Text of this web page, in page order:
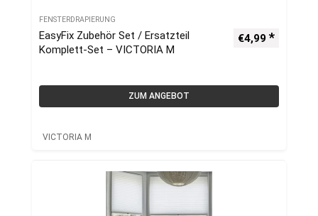
FENSTERDRAPIERUNG
EasyFix Zubehör Set / Ersatzteil
Komplett-Set – VICTORIA M
€4,99
ZUM ANGEBOT
VICTORIA M